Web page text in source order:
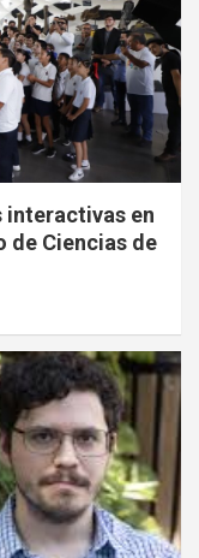
interactivas en
de Ciencias de